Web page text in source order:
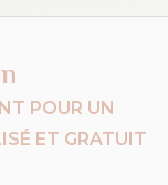
POUR UN
ET GRATUIT